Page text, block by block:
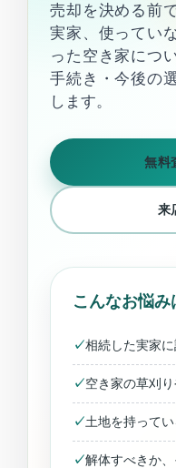
売却を決める前
実家、使ってい
った空き家につ
手続き・今後の
します。
無料
来
こんなお悩み
相続した実家
空き家の草刈
土地を持って
解体すべきか